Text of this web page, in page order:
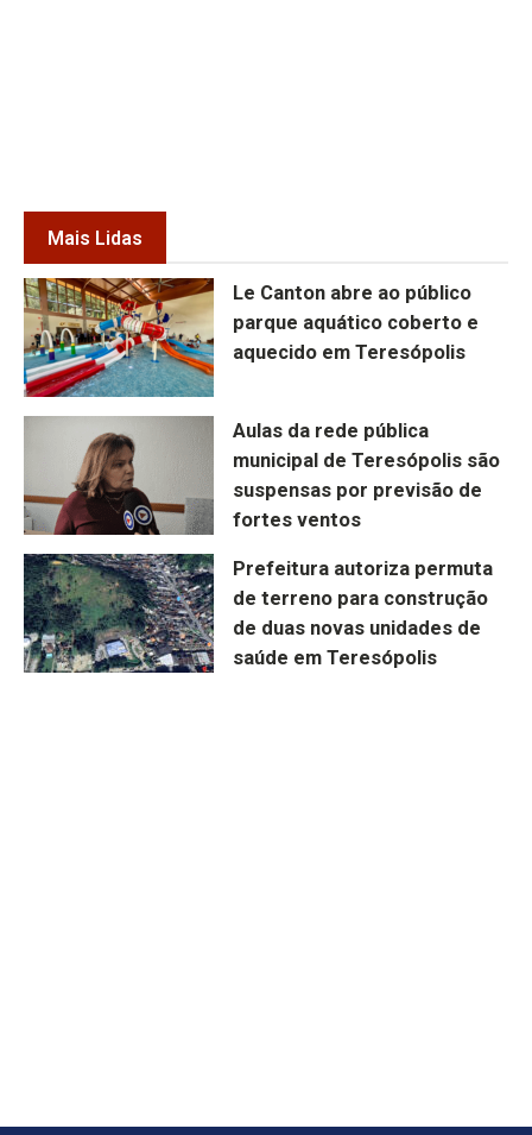
Mais Lidas
Le Canton abre ao público
parque aquático coberto e
aquecido em Teresópolis
Aulas da rede pública
municipal de Teresópolis são
suspensas por previsão de
fortes ventos
Prefeitura autoriza permuta
de terreno para construção
de duas novas unidades de
saúde em Teresópolis